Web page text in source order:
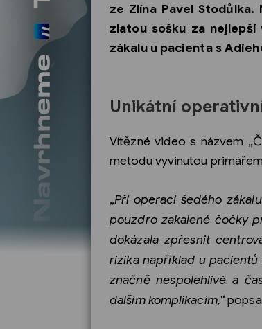
ze Zlína Pavel
zlatou sošku za
zákalu u pacienta s
Unikátní
Vítězné video s názvem
metodu vyvinutou
„Při operaci šedého
pouzdro zakalené čočky
dokázala zpřesnit
rizika například u
značně nespolehlivé a
dalším komplikacím,“